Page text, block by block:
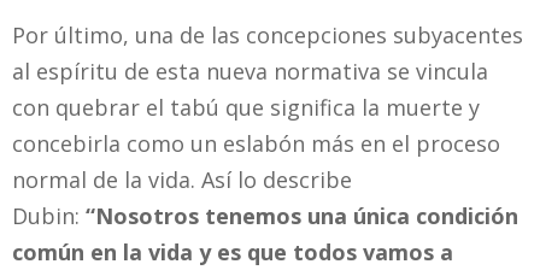
Por último, una de las concepciones subyacentes
al espíritu de esta nueva normativa se vincula
con quebrar el tabú que significa la muerte y
concebirla como un eslabón más en el proceso
normal de la vida. Así lo describe
Dubin: “Nosotros tenemos una única condición
común en la vida y es que todos vamos a